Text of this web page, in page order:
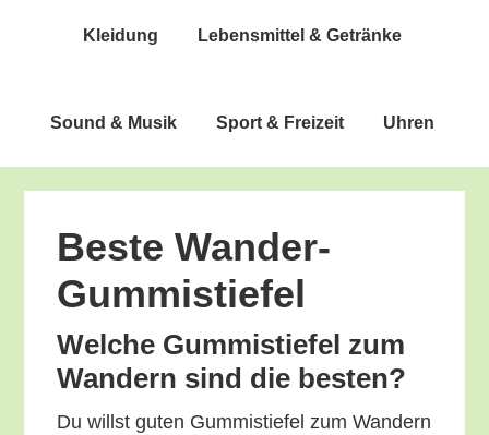
Klei­dung Lebens­mit­tel & Getränke
Sound & Musik Sport & Freizeit Uhren
Bes­te Wander-
Gummistiefel
Wel­che Gum­mi­stie­fel zum
Wan­dern sind die besten?
Du willst guten Gum­mi­stie­fel zum Wan­dern